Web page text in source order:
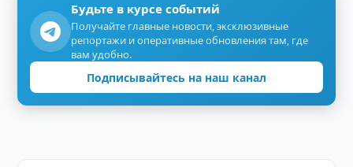
Будьте в курсе событий
Получайте главные новости, эксклюзивные
репортажи и оперативные обновления там, где
вам удобно.
Подписывайтесь на наш канал